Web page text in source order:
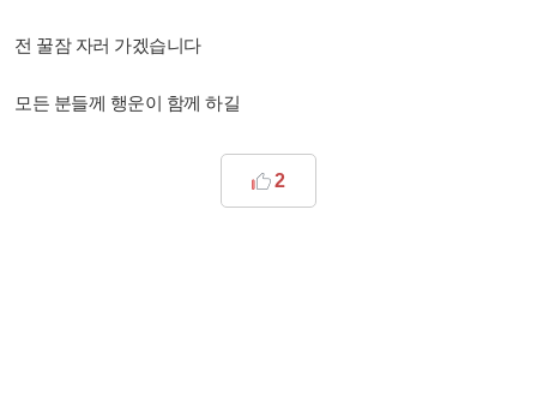
전 꿀잠 자러 가겠습니다
모든 분들께 행운이 함께 하길
2